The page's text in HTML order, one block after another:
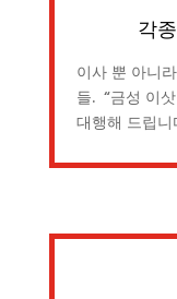
각
이사 뿐 아니
들. “금성 이
대행해 드립니